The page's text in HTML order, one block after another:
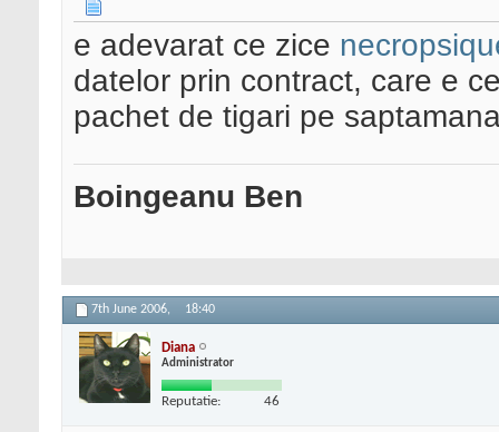
e adevarat ce zice
datelor prin contract, care e
pachet de tigari pe
Boingeanu Ben
7th June 2006, 18:40
Diana
Administrator
Reputatie: 46